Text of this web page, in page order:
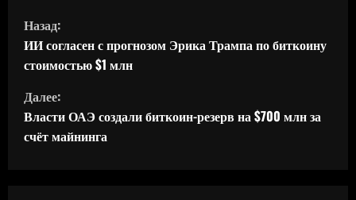
П
р
о
д
о
Назад:
ИИ согласен с прогнозом Эрика Трампа по биткоину
стоимостью $1 млн
Далее:
Власти ОАЭ создали биткоин-резерв на $700 млн за
счёт майнинга